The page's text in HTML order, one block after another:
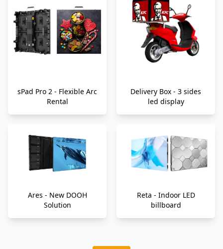
sPad Pro 2 - Flexible Arc
Rental
Delivery Box - 3 sides
led display
Ares - New DOOH
Solution
Reta - Indoor LED
billboard